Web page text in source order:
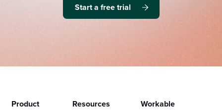
Start a free trial
Product Resources Workable